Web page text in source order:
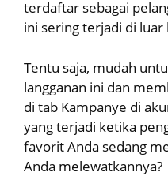
terdaftar sebagai
ini sering terjadi di
Tentu saja, mudah
langganan ini dan
di tab Kampanye di
yang terjadi ketika
favorit Anda sedang
Anda melewatkannya?